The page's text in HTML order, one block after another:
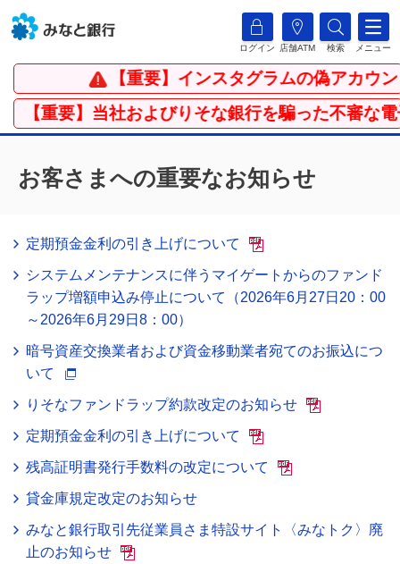
ログイン 店舗ATM 検索 メニュー
【重要】インスタグラムの偽アカウント
要】当社およびりそな銀行を騙った不審な電子
お客さまへの重要なお知らせ
定期預金金利の引き上げについて
システムメンテナンスに伴うマイゲートからのファンド
ラップ増額申込み停止について（2026年6月27日20：00
～2026年6月29日8：00）
暗号資産交換業者および資金移動業者宛てのお振込につ
いて
りそなファンドラップ約款改定のお知らせ
定期預金金利の引き上げについて
残高証明書発行手数料の改定について
貸金庫規定改定のお知らせ
みなと銀行取引先従業員さま特設サイト〈みなトク〉廃
止のお知らせ